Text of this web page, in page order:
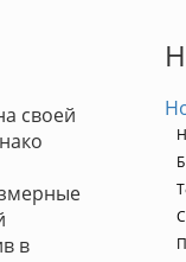
своей
в